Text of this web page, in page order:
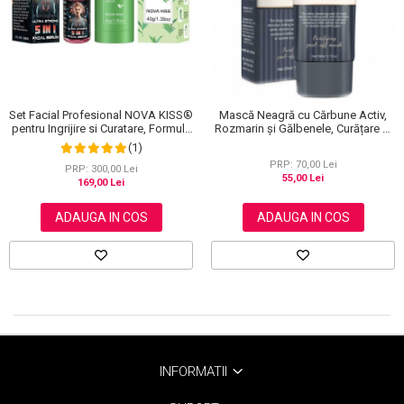
Scrub / Balsam de buze
Netestate pe Animale
Set Facial Profesional NOVA KISS®
pentru Ingrijire si Curatare, Formula
Ultra Puternica
(1)
PRP: 300,00 Lei
169,00 Lei
ADAUGA IN COS
Mască Neagră cu Cărbune Activ,
Rozmarin și Gălbenele, Curățare și
PRP: 70,00 Lei
55,00 Lei
ADAUGA IN COS
INFORMATII